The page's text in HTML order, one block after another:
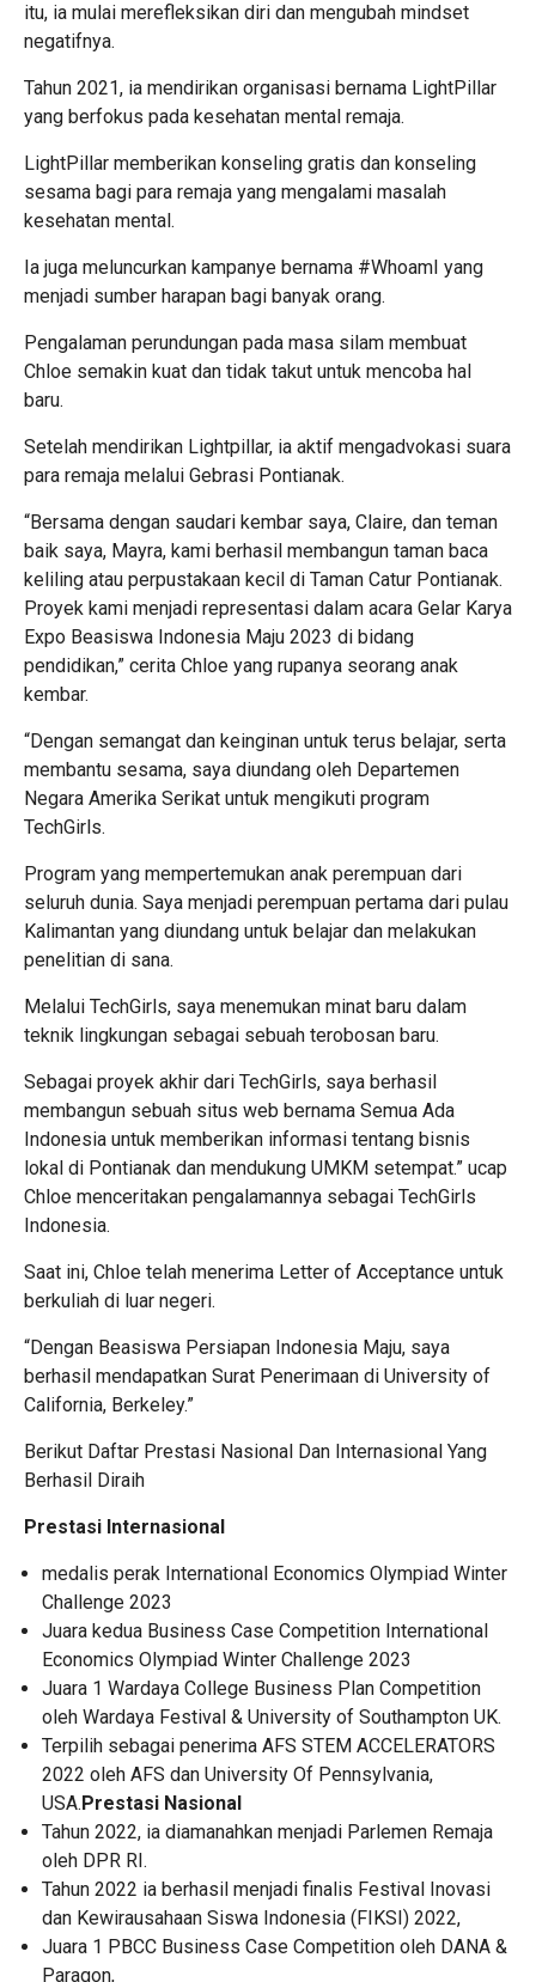
itu, ia mulai merefleksikan diri dan mengubah mindset
negatifnya.
Tahun 2021, ia mendirikan organisasi bernama LightPillar
yang berfokus pada kesehatan mental remaja.
LightPillar memberikan konseling gratis dan konseling
sesama bagi para remaja yang mengalami masalah
kesehatan mental.
Ia juga meluncurkan kampanye bernama #WhoamI yang
menjadi sumber harapan bagi banyak orang.
Pengalaman perundungan pada masa silam membuat
Chloe semakin kuat dan tidak takut untuk mencoba hal
baru.
Setelah mendirikan Lightpillar, ia aktif mengadvokasi suara
para remaja melalui Gebrasi Pontianak.
“Bersama dengan saudari kembar saya, Claire, dan teman
baik saya, Mayra, kami berhasil membangun taman baca
keliling atau perpustakaan kecil di Taman Catur Pontianak.
Proyek kami menjadi representasi dalam acara Gelar Karya
Expo Beasiswa Indonesia Maju 2023 di bidang
pendidikan,” cerita Chloe yang rupanya seorang anak
kembar.
“Dengan semangat dan keinginan untuk terus belajar, serta
membantu sesama, saya diundang oleh Departemen
Negara Amerika Serikat untuk mengikuti program
TechGirls.
Program yang mempertemukan anak perempuan dari
seluruh dunia. Saya menjadi perempuan pertama dari pulau
Kalimantan yang diundang untuk belajar dan melakukan
penelitian di sana.
Melalui TechGirls, saya menemukan minat baru dalam
teknik lingkungan sebagai sebuah terobosan baru.
Sebagai proyek akhir dari TechGirls, saya berhasil
membangun sebuah situs web bernama Semua Ada
Indonesia untuk memberikan informasi tentang bisnis
lokal di Pontianak dan mendukung UMKM setempat.” ucap
Chloe menceritakan pengalamannya sebagai TechGirls
Indonesia.
Saat ini, Chloe telah menerima Letter of Acceptance untuk
berkuliah di luar negeri.
“Dengan Beasiswa Persiapan Indonesia Maju, saya
berhasil mendapatkan Surat Penerimaan di University of
California, Berkeley.”
Berikut Daftar Prestasi Nasional Dan Internasional Yang
Berhasil Diraih
Prestasi Internasional
medalis perak International Economics Olympiad Winter
Challenge 2023
Juara kedua Business Case Competition International
Economics Olympiad Winter Challenge 2023
Juara 1 Wardaya College Business Plan Competition
oleh Wardaya Festival & University of Southampton UK.
Terpilih sebagai penerima AFS STEM ACCELERATORS
2022 oleh AFS dan University Of Pennsylvania,
USA.Prestasi Nasional
Tahun 2022, ia diamanahkan menjadi Parlemen Remaja
oleh DPR RI.
Tahun 2022 ia berhasil menjadi finalis Festival Inovasi
dan Kewirausahaan Siswa Indonesia (FIKSI) 2022,
Juara 1 PBCC Business Case Competition oleh DANA &
Paragon,